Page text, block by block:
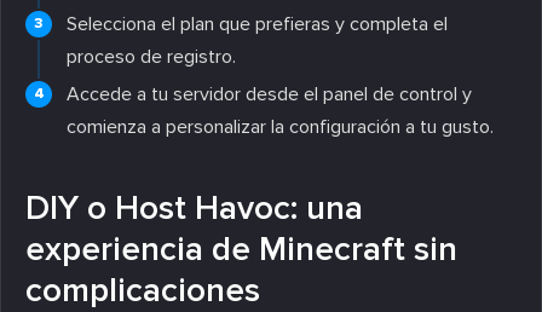
Selecciona el plan que prefieras y completa el
proceso de registro.
Accede a tu servidor desde el panel de control y
comienza a personalizar la configuración a tu gusto.
DIY o Host Havoc: una
experiencia de Minecraft sin
complicaciones